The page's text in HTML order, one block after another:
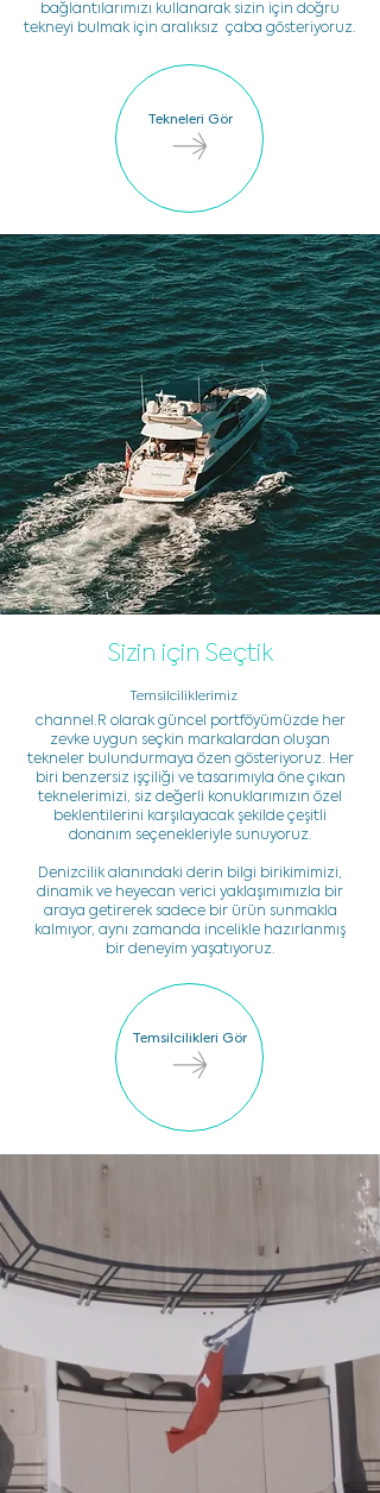
bağlantılarımızı kullanarak sizin için doğru
tekneyi bulmak için aralıksız çaba gösteriyoruz.
Tekneleri Gör
Sizin için Seçtik
Temsilciliklerimiz
channel.R olarak güncel portföyümüzde her
zevke uygun seçkin markalardan oluşan
tekneler bulundurmaya özen gösteriyoruz. Her
biri benzersiz işçiliği ve tasarımıyla öne çıkan
teknelerimizi, siz değerli konuklarımızın özel
beklentilerini karşılayacak şekilde çeşitli
donanım seçenekleriyle sunuyoruz.
Denizcilik alanındaki derin bilgi birikimimizi,
dinamik ve heyecan verici yaklaşımımızla bir
araya getirerek sadece bir ürün sunmakla
kalmıyor, aynı zamanda incelikle hazırlanmış
bir deneyim yaşatıyoruz.
Temsilcilikleri Gör